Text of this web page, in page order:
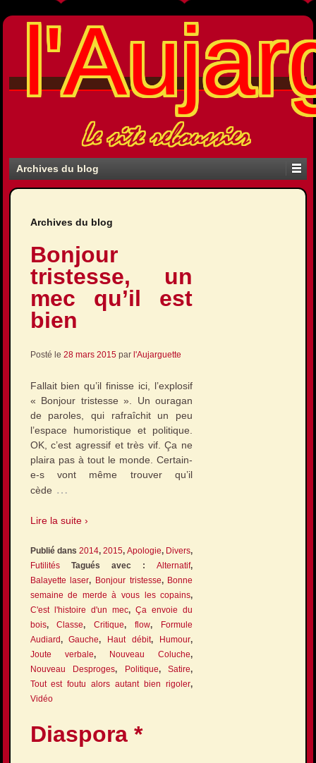
Le site reboussier
Archives du blog
Archives du blog
Bonjour
tristesse, un
mec qu’il est
bien
Posté le 28 mars 2015par l'Aujarguette
Fallait bien qu’il finisse ici, l’explosif
« Bonjour tristesse ». Un ouragan
de paroles, qui rafraîchit un peu
l’espace humoristique et politique.
OK, c’est agressif et très vif. Ça ne
plaira pas à tout le monde. Certain-
e-s vont même trouver qu’il
cède …
Lire la suite ›
Publié dans 2014, 2015,Apologie, Divers,
FutilitésTagués avec :Alternatif,
Balayette laser, Bonjour tristesse, Bonne
semaine de merde à vous les copains,
C'est l'histoire d'un mec, Ça envoie du
bois,Classe,Critique,flow,
Formule
Audiard,Gauche, Haut débit, Humour,
Joute verbale, Nouveau Coluche,
Nouveau Desproges, Politique,Satire,
Tout est foutu alors autant bien rigoler,
Vidéo
Diaspora *